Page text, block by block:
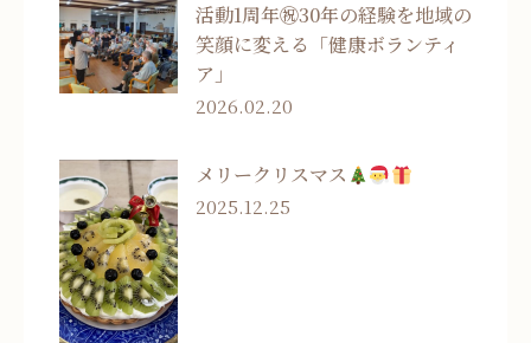
活動1周年㊗30年の経験を地域の
笑顔に変える「健康ボランティ
ア」
2026.02.20
メリークリスマス
2025.12.25